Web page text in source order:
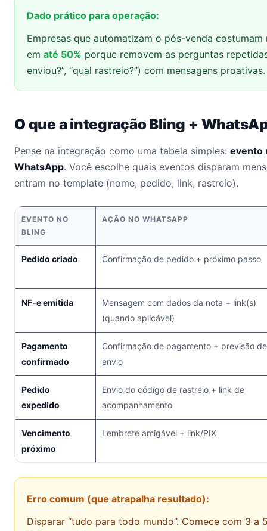
Dado prático para operação:
Empresas que automatizam o pós-venda
em até 50% porque removem as perguntas
enviou?”, “qual rastreio?”) com mensagens proativas.
O que a integração Bling +
Pense na integração como uma tabela simples: evento
WhatsApp. Você escolhe quais eventos disparam
entram no template (nome, pedido, link, rastreio).
EVENTO NO
BLING
AÇÃO NO WHATSAPP
Pedido criado Confirmação de pedido + próximo passo
NF-e emitida
Mensagem com dados da nota + link(s)
(quando aplicável)
Pagamento
confirmado
Confirmação de pagamento + previsão de
envio
Pedido
expedido
Envio do código de rastreio + link de
acompanhamento
Vencimento
próximo
Lembrete amigável + link/PIX
Erro comum (que atrapalha resultado):
Disparar “tudo para todo mundo”. Comece com 3